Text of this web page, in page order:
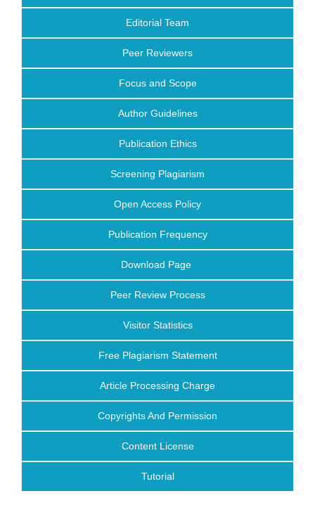
Editorial Team
Peer Reviewers
Focus and Scope
Author Guidelines
Publication Ethics
Screening Plagiarism
Open Access Policy
Publication Frequency
Download Page
Peer Review Process
Visitor Statistics
Free Plagiarism Statement
Article Processing Charge
Copyrights And Permission
Content License
Tutorial